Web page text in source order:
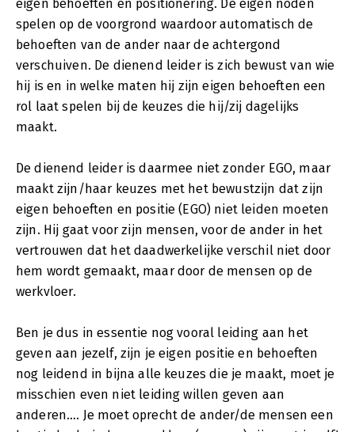
eigen behoeften en positionering. De eigen noden
spelen op de voorgrond waardoor automatisch de
behoeften van de ander naar de achtergond
verschuiven. De dienend leider is zich bewust van wie
hij is en in welke maten hij zijn eigen behoeften een
rol laat spelen bij de keuzes die hij/zij dagelijks
maakt.
De dienend leider is daarmee niet zonder EGO, maar
maakt zijn/haar keuzes met het bewustzijn dat zijn
eigen behoeften en positie (EGO) niet leiden moeten
zijn. Hij gaat voor zijn mensen, voor de ander in het
vertrouwen dat het daadwerkelijke verschil niet door
hem wordt gemaakt, maar door de mensen op de
werkvloer.
Ben je dus in essentie nog vooral leiding aan het
geven aan jezelf, zijn je eigen positie en behoeften
nog leidend in bijna alle keuzes die je maakt, moet je
misschien even niet leiding willen geven aan
anderen…. Je moet oprecht de ander/de mensen een